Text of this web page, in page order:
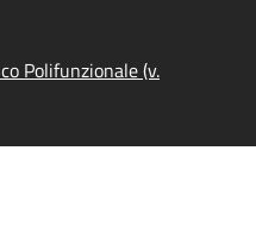
Polifunzionale (v.